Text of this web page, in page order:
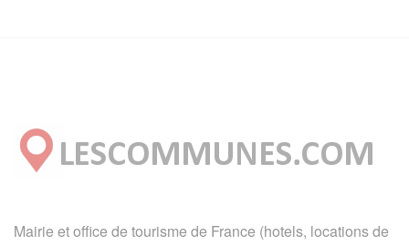
Mairie et office de tourisme de France (hotels, locations de